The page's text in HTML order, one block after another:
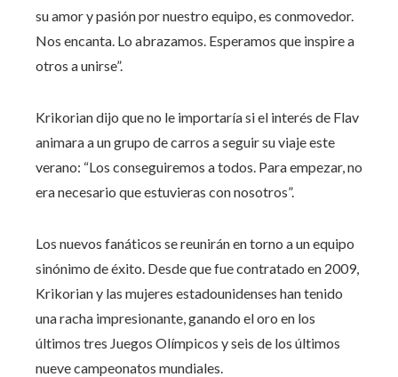
su amor y pasión por nuestro equipo, es conmovedor.
Nos encanta. Lo abrazamos. Esperamos que inspire a
otros a unirse”.
Krikorian dijo que no le importaría si el interés de Flav
animara a un grupo de carros a seguir su viaje este
verano: “Los conseguiremos a todos. Para empezar, no
era necesario que estuvieras con nosotros”.
Los nuevos fanáticos se reunirán en torno a un equipo
sinónimo de éxito. Desde que fue contratado en 2009,
Krikorian y las mujeres estadounidenses han tenido
una racha impresionante, ganando el oro en los
últimos tres Juegos Olímpicos y seis de los últimos
nueve campeonatos mundiales.